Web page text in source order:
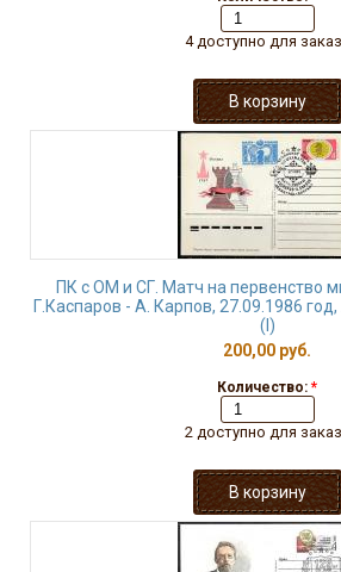
4 доступно для
ПК с ОМ и СГ. Матч на первенство
Г.Каспаров - А. Карпов, 27.09.1986
(I)
200,00 руб.
Количество: *
2 доступно для